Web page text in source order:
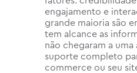
engajamento e
grande maioria são
tem alcance as
não chegaram a
suporte completo
commerce ou seu